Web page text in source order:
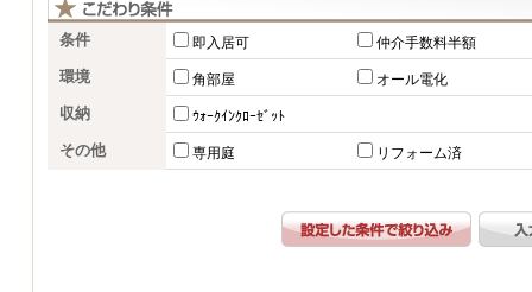
条件 即入居可 仲介手数料半額
環境 角部屋 オール電化
収納 ｳｫｰｸｲﾝｸﾛｰｾﾞｯﾄ
その他 専用庭 リフォーム済